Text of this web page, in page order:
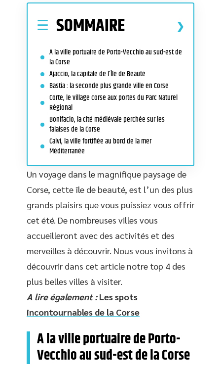
SOMMAIRE
A la ville portuaire de Porto-Vecchio au sud-est de
la Corse
Ajaccio, la capitale de l’Île de Beauté
Bastia : la seconde plus grande ville en Corse
Corte, le village corse aux portes du Parc Naturel
Régional
Bonifacio, la cité médiévale perchée sur les
falaises de la Corse
Calvi, la ville fortifiée au bord de la mer
Méditerranée
Un voyage dans le magnifique paysage de
Corse, cette île de beauté, est l’un des plus
grands plaisirs que vous puissiez vous offrir
cet été. De nombreuses villes vous
accueilleront avec des activités et des
merveilles à découvrir. Nous vous invitons à
découvrir dans cet article notre top 4 des
plus belles villes à visiter.
A lire également : Les spots
incontournables de la Corse
A la ville portuaire de Porto-
Vecchio au sud-est de la Corse